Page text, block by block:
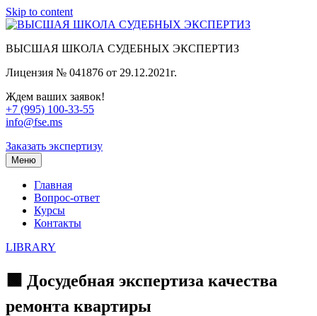
Skip to content
ВЫСШАЯ ШКОЛА СУДЕБНЫХ ЭКСПЕРТИЗ
Лицензия № 041876 от 29.12.2021г.
Ждем ваших заявок!
+7 (995) 100-33-55
info@fse.ms
Заказать экспертизу
Меню
Главная
Вопрос-ответ
Курсы
Контакты
LIBRARY
🟩 Досудебная экспертиза качества
ремонта квартиры